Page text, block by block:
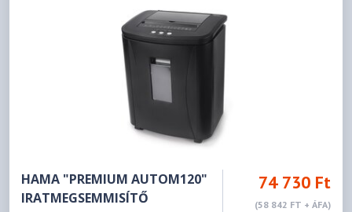
HAMA "PREMIUM AUTOM120"
IRATMEGSEMMISÍTŐ
74 730 Ft
(58 842 FT + ÁFA)